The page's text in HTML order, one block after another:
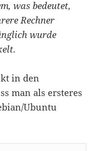
was bedeutet,
Rechner
wurde
in den
man als ersteres
Ubuntu